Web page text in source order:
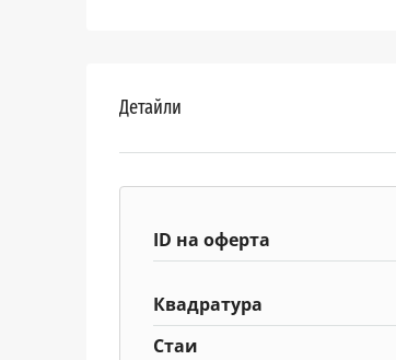
Детайли
ID на оферта
Квадратура
Стаи